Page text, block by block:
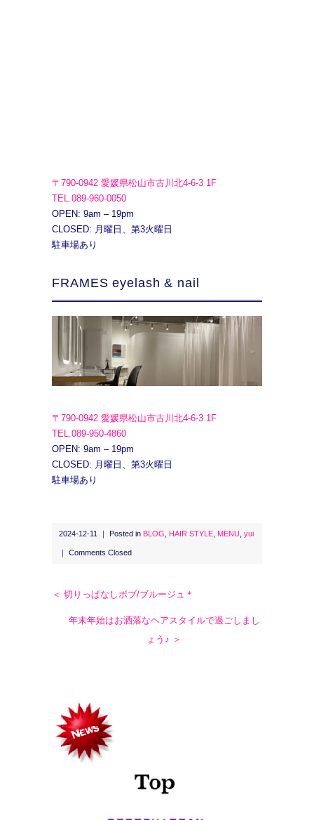
〒790-0942 愛媛県松山市古川北4-6-3 1F
TEL.089-960-0050
OPEN: 9am – 19pm
CLOSED: 月曜日、第3火曜日
駐車場あり
FRAMES eyelash & nail
〒790-0942 愛媛県松山市古川北4-6-3 1F
TEL.089-950-4860
OPEN: 9am – 19pm
CLOSED: 月曜日、第3火曜日
駐車場あり
2024-12-11 ｜ Posted in BLOG HAIR STYLE MENU yui
Comments Closed
＜ 切りっぱなしボブ/ブルージュ＊
年末年始はお洒落なヘアスタイルで過ごしまし
ょう♪ ＞